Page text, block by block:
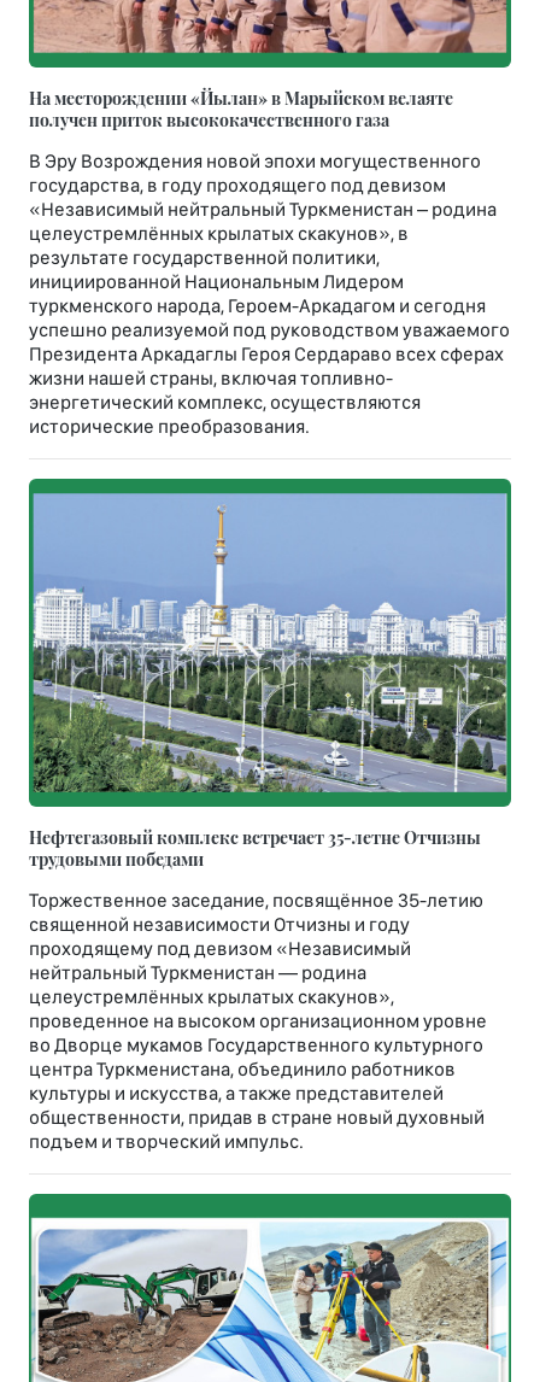
На месторождении «Йылан» в Марыйском велаяте
получен приток высококачественного газа
В Эру Возрождения новой эпохи могущественного
государства, в году проходящего под девизом
«Независимый нейтральный Туркменистан – родина
целеустремлённых крылатых скакунов», в
результате государственной политики,
инициированной Национальным Лидером
туркменского народа, Героем-Аркадагом и сегодня
успешно реализуемой под руководством уважаемого
Президента Аркадаглы Героя Сердараво всех сферах
жизни нашей страны, включая топливно-
энергетический комплекс, осуществляются
исторические преобразования.
Нефтегазовый комплекс встречает 35-летне Отчизны
трудовыми победами
Торжественное заседание, посвящённое 35-летию
священной независимости Отчизны и году
проходящему под девизом «Независимый
нейтральный Туркменистан — родина
целеустремлённых крылатых скакунов»,
проведенное на высоком организационном уровне
во Дворце мукамов Государственного культурного
центра Туркменистана, объединило работников
культуры и искусства, а также представителей
общественности, придав в стране новый духовный
подъем и творческий импульс.